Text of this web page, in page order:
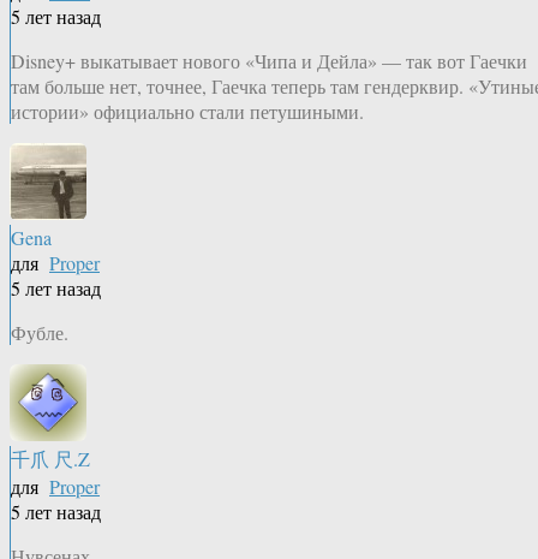
5 лет назад
Disney+ выкатывает нового «Чипа и Дейла» — так вот Гаечки
там больше нет, точнее, Гаечка теперь там гендерквир.
истории» официально стали петушиными.
Gena
для Proper
5 лет назад
Фубле.
千爪 尺.Z
для Proper
5 лет назад